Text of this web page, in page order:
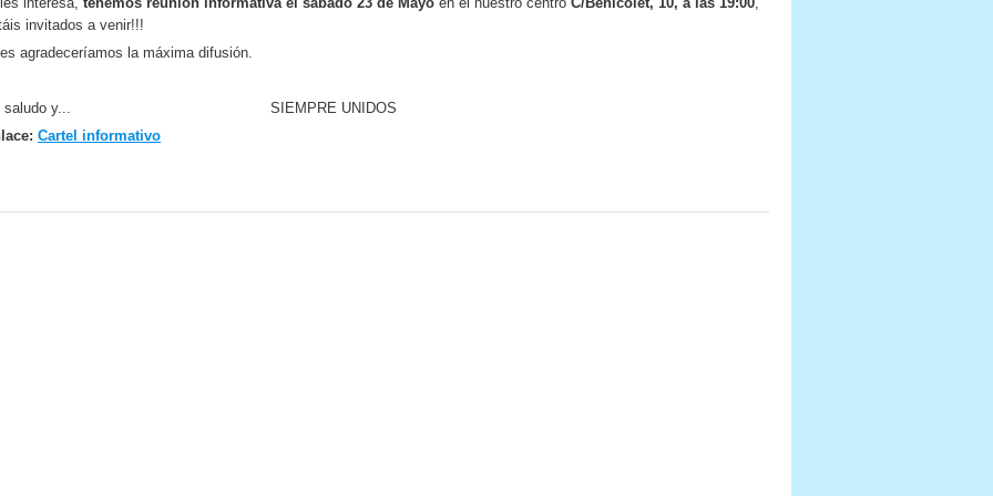
invitados a venir!!!
les agradeceríamos la máxima difusión.
saludo y... SIEMPRE UNIDOS
Cartel informativo